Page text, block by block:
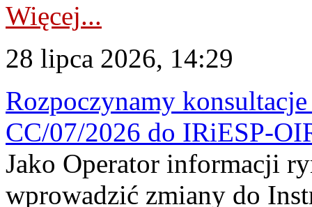
Więcej...
28 lipca 2026, 14:29
Rozpoczynamy
CC/07/2026 do IRiESP-
Jako Operator informacji
wprowadzić zmiany do